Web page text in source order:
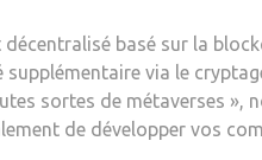
basé sur la
via le
sortes de métaverses »,
de développer vos